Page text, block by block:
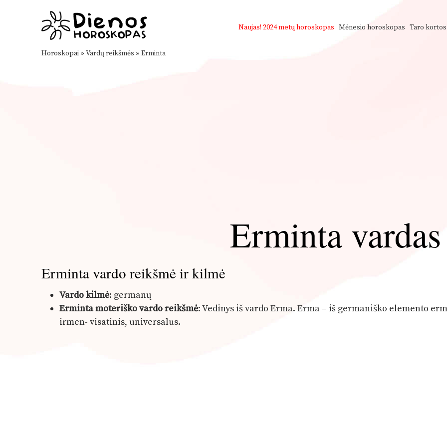
Naujas! 2024 metų horoskopas Mėnesio horoskopas Taro kortos
Horoskopai » Vardų reikšmės » Erminta
Erminta vardas
Erminta vardo reikšmė ir kilmė
Vardo kilmė: germanų
Erminta moteriško vardo reikšmė: Vedinys iš vardo Erma. Erma – iš germaniško elemento
irmen- visatinis, universalus.